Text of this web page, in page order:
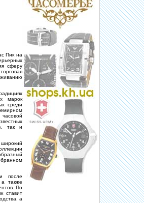
Пик на
сферу
марок
среди
так и
после
а также
По
ставит
а